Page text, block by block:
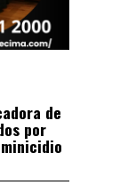
de
por